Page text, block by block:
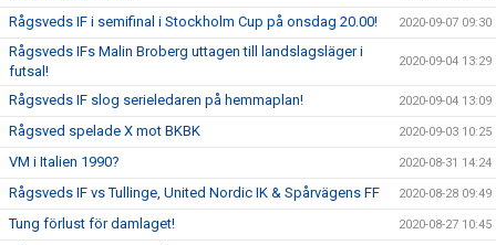
Rågsveds IF i semifinal i Stockholm Cup på onsdag 20.00! 2020-09-07 09:30
Rågsveds IFs Malin Broberg uttagen till landslagsläger i
futsal!
2020-09-04 13:29
Rågsveds IF slog serieledaren på hemmaplan! 2020-09-04 13:09
Rågsved spelade X mot BKBK 2020-09-03 10:25
VM i Italien 1990? 2020-08-31 14:24
Rågsveds IF vs Tullinge, United Nordic IK & Spårvägens FF 2020-08-28 09:49
Tung förlust för damlaget! 2020-08-27 10:45